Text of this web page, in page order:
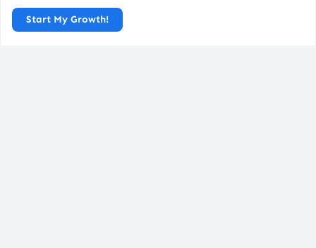
Blog / Resources
Start My Growth!